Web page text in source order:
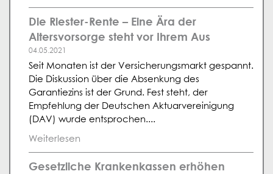
Die Riester-Rente – Eine Ära der
Altersvorsorge steht vor Ihrem Aus
04.05.2021
Seit Monaten ist der Versicherungsmarkt gespannt.
Die Diskussion über die Absenkung des
Garantiezins ist der Grund. Fest steht, der
Empfehlung der Deutschen Aktuarvereinigung
(DAV) wurde entsprochen....
Weiterlesen
Gesetzliche Krankenkassen erhöhen